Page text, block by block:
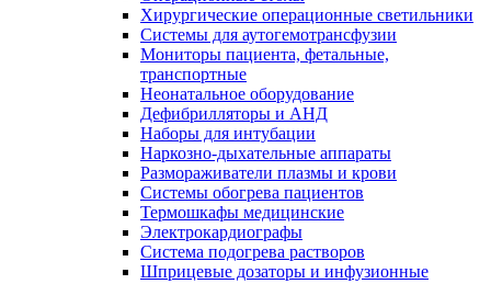
Хирургические операционные светильники
Системы для аутогемотрансфузии
Мониторы пациента, фетальные,
транспортные
Неонатальное оборудование
Дефибрилляторы и АНД
Наборы для интубации
Наркозно-дыхательные аппараты
Размораживатели плазмы и крови
Системы обогрева пациентов
Термошкафы медицинские
Электрокардиографы
Cистема подогрева растворов
Шприцевые дозаторы и инфузионные